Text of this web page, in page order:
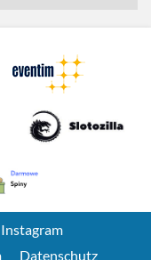
Instagram
Datenschutz